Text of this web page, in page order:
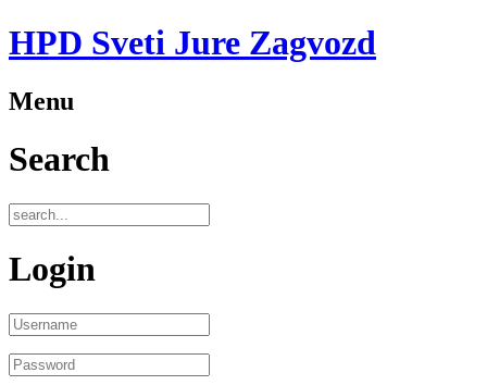
HPD Sveti Jure Zagvozd
Menu
Search
Login